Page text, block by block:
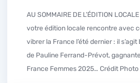
AU SOMMAIRE DE L’ÉDITION LOCALE – Ce mardi dans
votre édition locale rencontre avec
vibrer la France l’été dernier : il
de Pauline Ferrand-Prévot,
France Femmes 2025… Crédit Photo